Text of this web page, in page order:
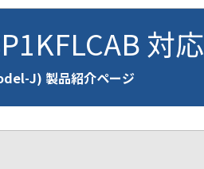
対応
J) 製品紹介ページ